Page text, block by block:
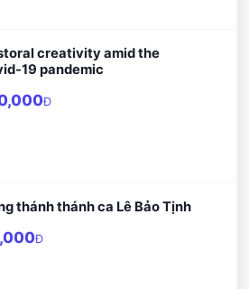
creativity amid the
19 pandemic
Đ
thánh thánh ca Lê Bảo Tịnh
Đ